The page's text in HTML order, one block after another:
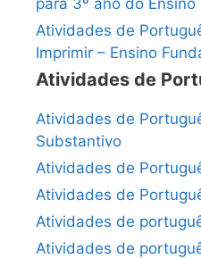
para 3º ano do
Atividades de
Imprimir – Ensino
Atividades de
Atividades de
Substantivo
Atividades de
Atividades de
Atividades de
Atividades de